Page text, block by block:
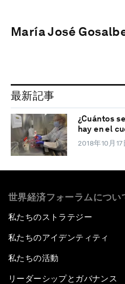
María José
最新記事
¿Cuántos
hay en el
2018年10月17
世界経済フォーラムについ
私たちのストラテジー
私たちのアイデンティティ
私たちの活動
リーダーシップとガバナンス